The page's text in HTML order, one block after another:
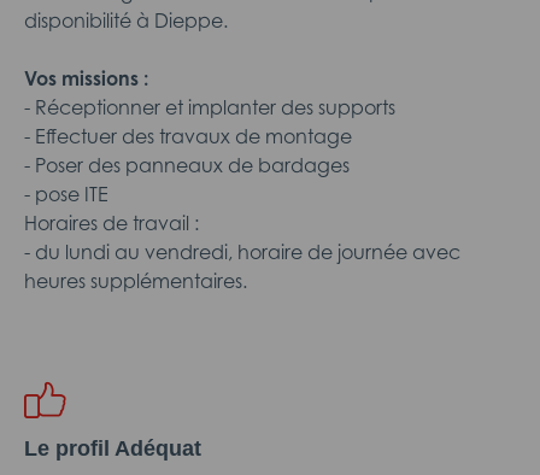
disponibilité à Dieppe.
Vos missions :
- Réceptionner et implanter des supports
- Effectuer des travaux de montage
- Poser des panneaux de bardages
- pose ITE
Horaires de travail :
- du lundi au vendredi, horaire de journée avec
heures supplémentaires.
Le profil Adéquat